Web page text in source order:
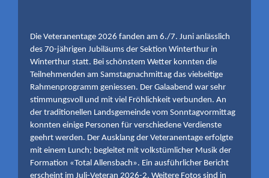
Die Veteranentage 2026 fanden am 6./7. Juni anlässlich
des 70-jährigen Jubiläums der Sektion Winterthur in
Winterthur statt. Bei schönstem Wetter konnten die
Teilnehmenden am Samstagnachmittag das vielseitige
Rahmenprogramm geniessen. Der Galaabend war sehr
stimmungsvoll und mit viel Fröhlichkeit verbunden. An
der traditionellen Landsgemeinde vom Sonntagvormittag
konnten einige Personen für verschiedene Verdienste
geehrt werden. Der Ausklang der Veteranentage erfolgte
mit einem Lunch; begleitet mit volkstümlicher Musik der
Formation «Total Allensbach». Ein ausführlicher Bericht
erscheint im Juli-Veteran 2026-2. Weitere Fotos sind in